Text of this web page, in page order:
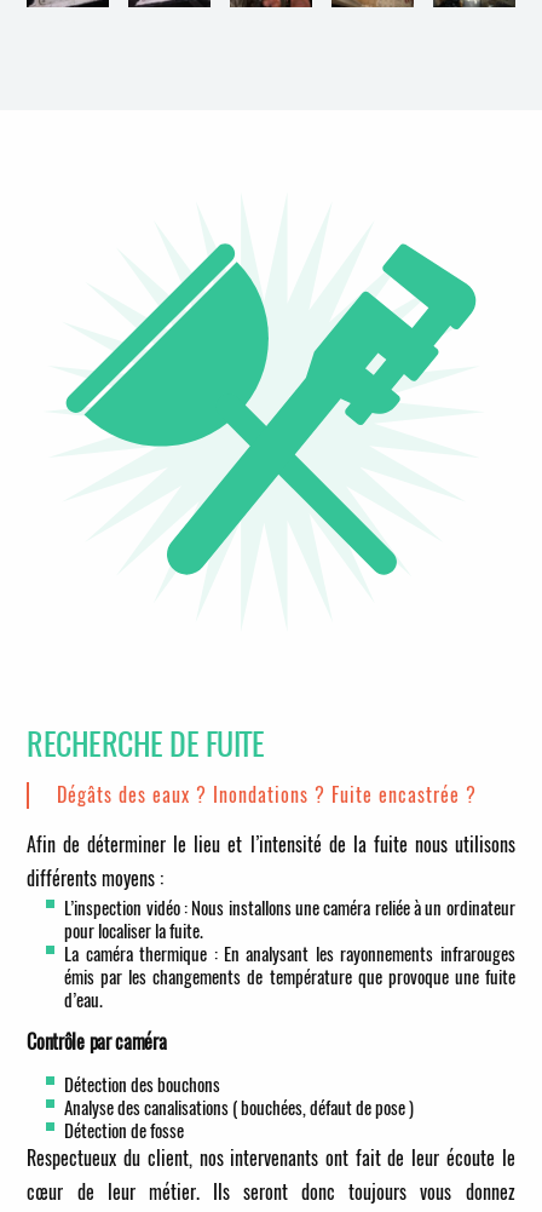
RECHERCHE DE FUITE
Dégâts des eaux ? Inondations ? Fuite encastrée ?
Afin de déterminer le lieu et l’intensité de la fuite nous utilisons
différents moyens :
L’inspection vidéo : Nous installons une caméra reliée à un ordinateur
pour localiser la fuite.
La caméra thermique : En analysant les rayonnements infrarouges
émis par les changements de température que provoque une fuite
d’eau.
Contrôle par caméra
Détection des bouchons
Analyse des canalisations ( bouchées, défaut de pose )
Détection de fosse
Respectueux du client, nos intervenants ont fait de leur écoute le
cœur de leur métier. Ils seront donc toujours vous donnez